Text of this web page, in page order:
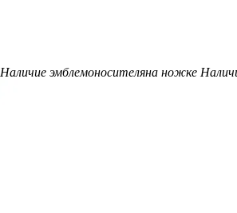
Наличие эмблемоносителяна ножке